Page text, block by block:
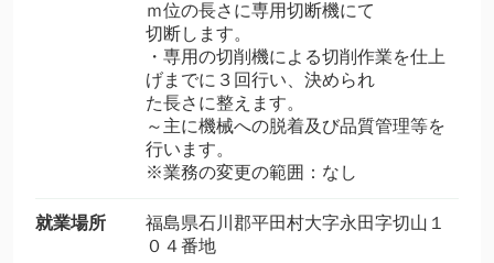
ｍ位の長さに専用切断機にて
切断します。
・専用の切削機による切削作業を仕上
げまでに３回行い、決められ
た長さに整えます。
～主に機械への脱着及び品質管理等を
行います。
※業務の変更の範囲：なし
就業場所
福島県石川郡平田村大字永田字切山１
０４番地